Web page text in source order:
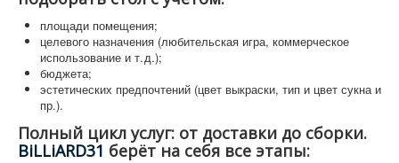
площади помещения;
целевого назначения (любительская игра, коммерческое
использование и т. д.);
бюджета;
эстетических предпочтений (цвет выкраски, тип и цвет сукна и
пр.).
Полный цикл услуг: от доставки до сборки.
BiLLiARD31 берёт на себя все этапы: